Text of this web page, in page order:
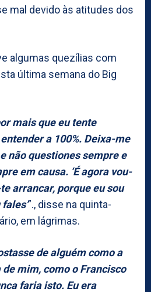
mal devido às atitudes dos
algumas quezílias com
última semana do Big
mais que eu tente
a 100%. Deixa-me
não questiones sempre e
em causa. ‘É agora vou-
arrancar, porque eu sou
”., disse na quinta-
em lágrimas.
de alguém como a
mim, como o Francisco
faria isto. Eu era